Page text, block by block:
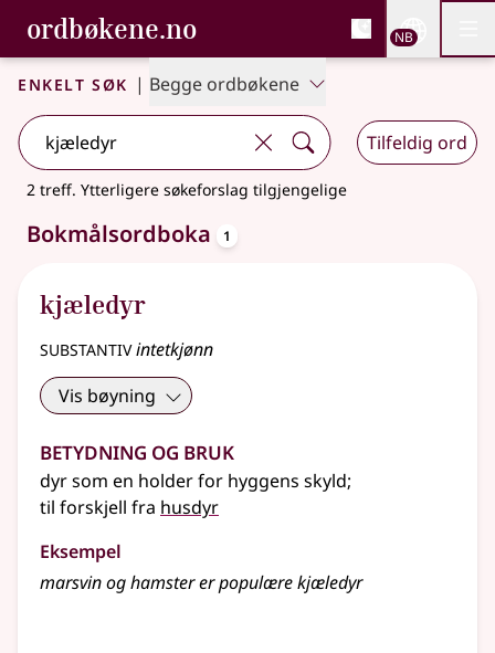
Gå til hovedinnhold
Tilgjengelighet
ordbøkene.no, Bokmålsordboka og
Bokmålsordboka og Nynorskordboka
NB
Enkelt søk | Begge ordbøkene
Tilfeldig ord
2 treff. Ytterligere søkeforslag tilgjengelige
Bokmålsordboka 1
kjæledyr
substantivintetkjønn
Vis bøyning
Betydning og bruk
dyr som en holder for hyggens skyld;
til forskjell fra husdyr
Eksempel
marsvin og hamster er populærekjæledyr